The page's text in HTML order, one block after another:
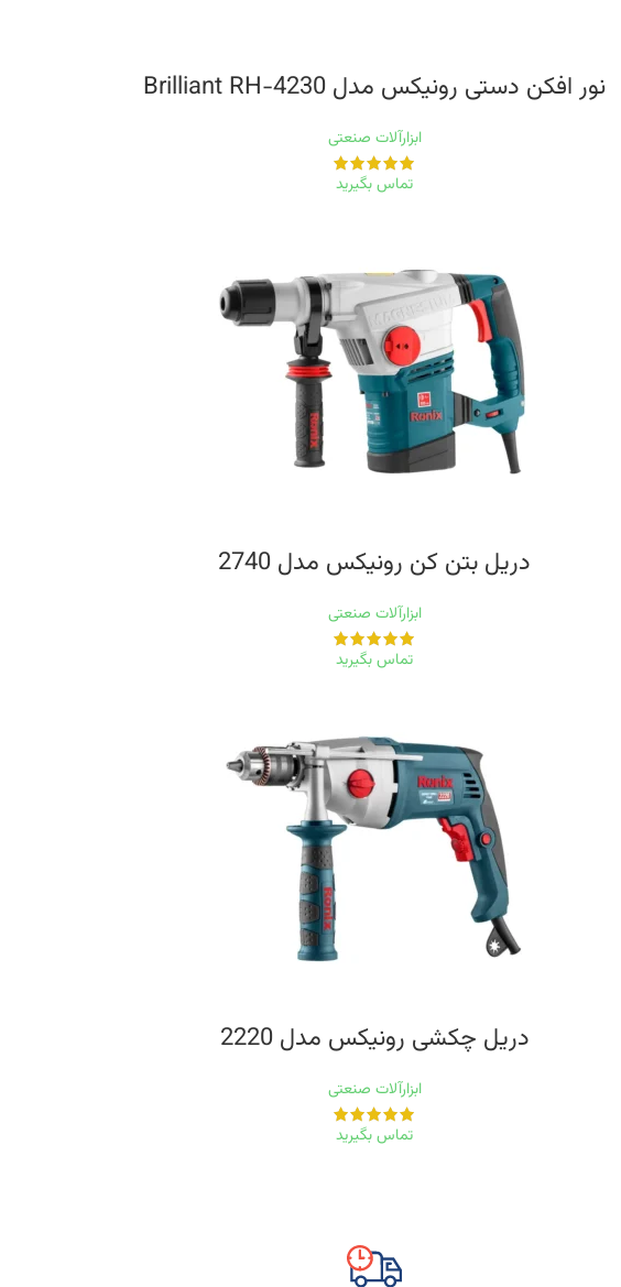
نور افکن دستی رونیکس مدل Brilliant RH-4230
ابزارآلات صنعتی
تماس بگیرید
دریل بتن کن رونیکس مدل 2740
ابزارآلات صنعتی
تماس بگیرید
دریل چکشی رونیکس مدل 2220
ابزارآلات صنعتی
تماس بگیرید